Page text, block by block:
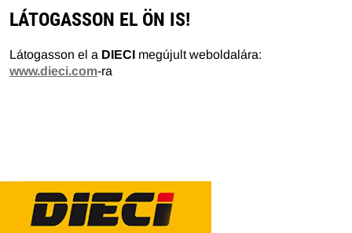
LÁTOGASSON EL ÖN IS!
Látogasson el a DIECI megújult weboldalára:
www.dieci.com-ra